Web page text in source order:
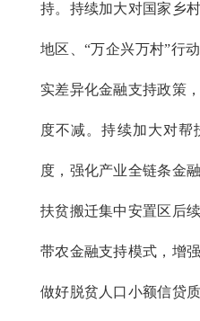
持。持续加大对国家乡
地区、“万企兴万村”行
实差异化金融支持政策
度不减。持续加大对帮
度，强化产业全链条金
扶贫搬迁集中安置区后
带农金融支持模式，增
做好脱贫人口小额信贷